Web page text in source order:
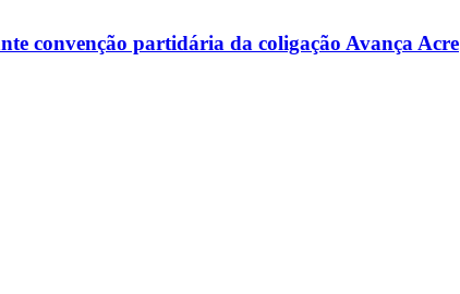
convenção partidária da coligação Avança Acre